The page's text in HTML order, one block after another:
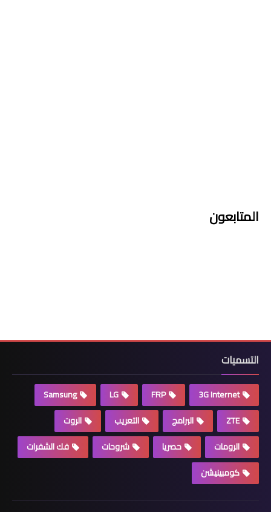
المتابعون
التسميات
3G Internet
FRP
LG
Samsung
ZTE
البرامج التعريب
الروت
الرومات
حصريا شروحات
فك الشفرات
كومبينيشن